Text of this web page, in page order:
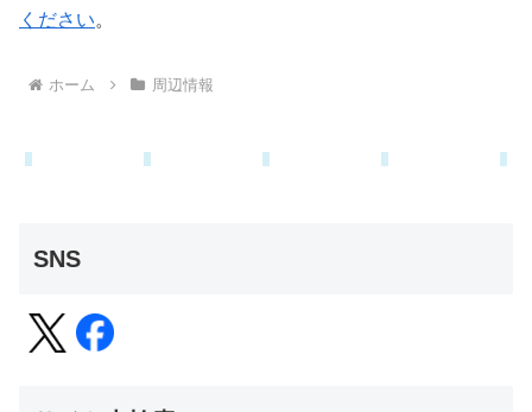
ください。
ホーム 周辺情報
SNS